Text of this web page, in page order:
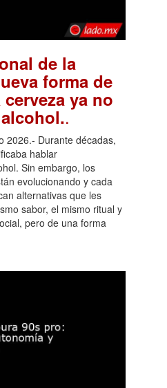
de la
forma de
ya no
.
2026.- Durante décadas,
hablar
Sin embargo, los
evolucionando y cada
alternativas que les
sabor, el mismo ritual y
pero de una forma